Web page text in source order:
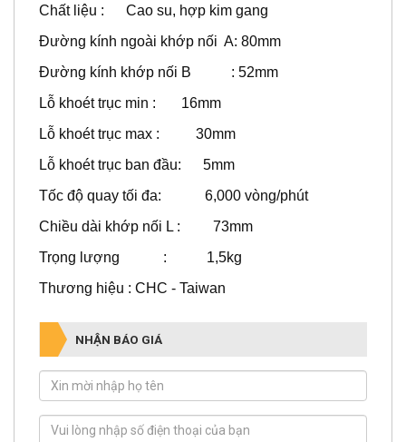
Đường kính ngoài khớp nối A: 80mm
Đường kính khớp nối B : 52mm
Lỗ khoét trục min : 16mm
Lỗ khoét trục max : 30mm
Lỗ khoét trục ban đầu: 5mm
Tốc độ quay tối đa: 6,000 vòng/phút
Chiều dài khớp nối L : 73mm
Trọng lượng : 1,5kg
Thương hiệu : CHC - Taiwan